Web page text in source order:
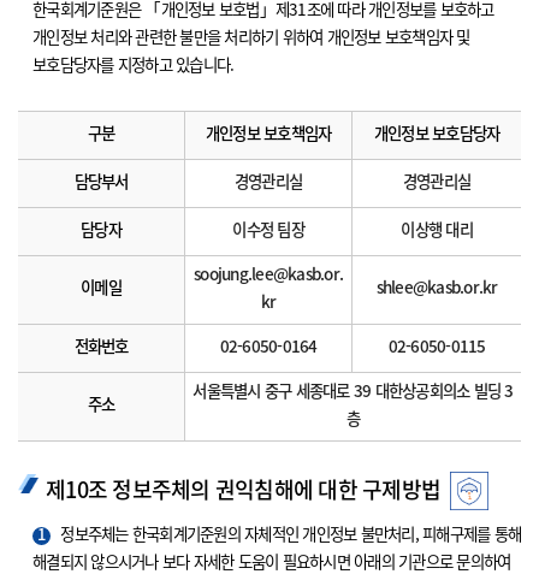
한국회계기준원은 「개인정보 보호법」제31조에 따라 개인정보를 보호하고
개인정보 처리와 관련한 불만을 처리하기 위하여 개인정보 보호책임자 및
보호담당자를 지정하고 있습니다.
구분 개인정보 보호책임자 개인정보 보호담당자
담당부서 경영관리실 경영관리실
담당자 이수정 팀장 이상행 대리
이메일
soojung.lee@kasb.or.
kr
shlee@kasb.or.kr
전화번호 02-6050-0164 02-6050-0115
주소
서울특별시 중구 세종대로 39 대한상공회의소 빌딩 3
층
제10조 정보주체의 권익침해에 대한 구제방법
1
정보주체는 한국회계기준원의 자체적인 개인정보 불만처리, 피해구제를 통해
해결되지 않으시거나 보다 자세한 도움이 필요하시면 아래의 기관으로 문의하여